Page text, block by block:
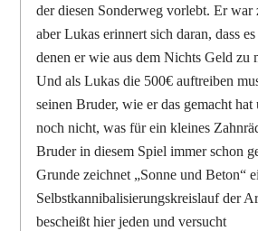
der diesen Sonderweg vorlebt. Er war
aber Lukas erinnert sich daran, dass
denen er wie aus dem Nichts Geld zu
Und als Lukas die 500€ auftreiben
seinen Bruder, wie er das gemacht hat
noch nicht, was für ein kleines
Bruder in diesem Spiel immer schon
Grunde zeichnet „Sonne und Beton“
Selbstkannibalisierungskreislauf der
bescheißt hier jeden und versucht